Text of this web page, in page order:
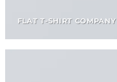
FLAT T-SHIRT COMPANY